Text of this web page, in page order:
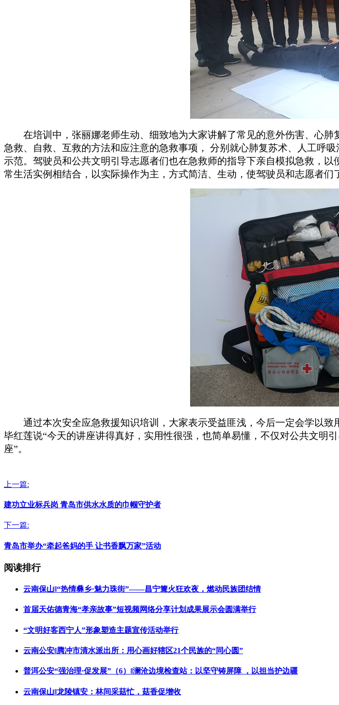
在培训中，张丽娜老师生动、细致地为大家讲解了常见的意外伤害、心
急救、自救、互救的方法和应注意的急救事项， 分别就心肺复苏术、人工呼
示范。驾驶员和公共文明引导志愿者们也在急救师的指导下亲自模拟急救，
常生活实例相结合，以实际操作为主，方式简洁、生动，使驾驶员和志愿者们
通过本次安全应急救援知识培训，大家表示受益匪浅，今后一定会学以
毕红莲说“今天的讲座讲得真好，实用性很强，也简单易懂，不仅对公共文明
座”。
上一篇:
建功立业标兵岗 青岛市供水水质的巾帼守护者
下一篇:
青岛市举办“牵起爸妈的手 让书香飘万家”活动
阅读排行
云南保山‖“热情彝乡·魅力珠街”——昌宁篝火狂欢夜，燃动民族团结情
首届天佑德青海“孝亲故事”短视频网络分享计划成果展示会圆满举行
“文明好客西宁人”形象塑造主题宣传活动举行
云南公安‖腾冲市清水派出所：用心画好辖区21个民族的“同心圆”
普洱公安“强治理·促发展”（6）‖澜沧边境检查站：以坚守铸屏障 ，以担当护边疆
云南保山‖龙陵镇安：林间采菇忙，菇香促增收